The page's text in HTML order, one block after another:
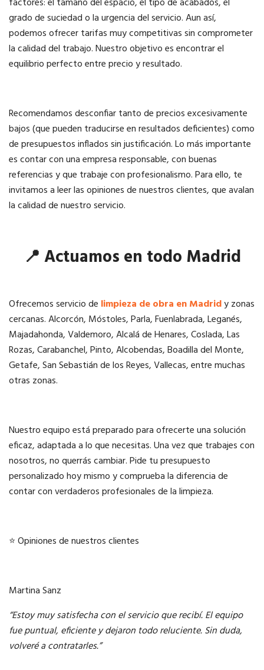
grado de suciedad o la urgencia del servicio. Aun así,
podemos ofrecer tarifas muy competitivas sin comprometer
la calidad del trabajo. Nuestro objetivo es encontrar el
equilibrio perfecto entre precio y resultado.
Recomendamos desconfiar tanto de precios excesivamente
bajos (que pueden traducirse en resultados deficientes) como
de presupuestos inflados sin justificación. Lo más importante
es contar con una empresa responsable, con buenas
referencias y que trabaje con profesionalismo. Para ello, te
invitamos a leer las opiniones de nuestros clientes, que avalan
la calidad de nuestro servicio.
📍 Actuamos en todo Madrid
Ofrecemos servicio de limpieza de obra en Madridy zonas
cercanas. Alcorcón, Móstoles, Parla, Fuenlabrada, Leganés,
Majadahonda, Valdemoro, Alcalá de Henares, Coslada, Las
Rozas, Carabanchel, Pinto, Alcobendas, Boadilla del Monte,
Getafe, San Sebastián de los Reyes, Vallecas, entre muchas
otras zonas.
Nuestro equipo está preparado para ofrecerte una solución
eficaz, adaptada a lo que necesitas. Una vez que trabajes con
nosotros, no querrás cambiar. Pide tu presupuesto
personalizado hoy mismo y comprueba la diferencia de
contar con verdaderos profesionales de la limpieza.
⭐ Opiniones de nuestros clientes
Martina Sanz
“Estoy muy satisfecha con el servicio que recibí. El equipo
fue puntual, eficiente y dejaron todo reluciente. Sin duda,
volveré a contratarles.”